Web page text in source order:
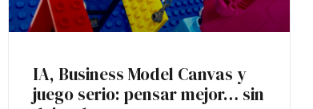
IA, Business Model Canvas y
juego serio: pensar mejor… sin